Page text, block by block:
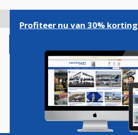
gaan
Magazine Podcasts
Profiteer nu van 30% korting